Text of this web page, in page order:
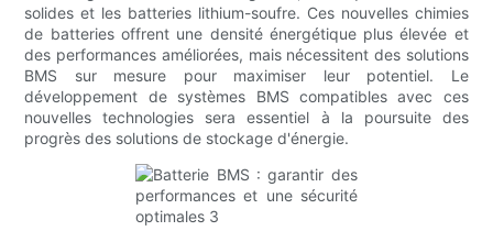
solides et les batteries lithium-soufre. Ces nouvelles chimies
de batteries offrent une densité énergétique plus élevée et
des performances améliorées, mais nécessitent des solutions
BMS sur mesure pour maximiser leur potentiel. Le
développement de systèmes BMS compatibles avec ces
nouvelles technologies sera essentiel à la poursuite des
progrès des solutions de stockage d'énergie.